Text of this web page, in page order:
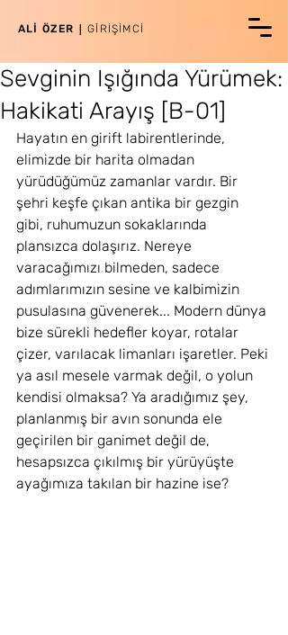
ALİ ÖZER |GİRİŞİMCİ
Sevginin Işığında Yürümek:
Hakikati Arayış [B-01]
Hayatın en girift labirentlerinde,
elimizde bir harita olmadan
yürüdüğümüz zamanlar vardır. Bir
şehri keşfe çıkan antika bir gezgin
gibi, ruhumuzun sokaklarında
plansızca dolaşırız. Nereye
varacağımızı bilmeden, sadece
adımlarımızın sesine ve kalbimizin
pusulasına güvenerek... Modern dünya
bize sürekli hedefler koyar, rotalar
çizer, varılacak limanları işaretler. Peki
ya asıl mesele varmak değil, o yolun
kendisi olmaksa? Ya aradığımız şey,
planlanmış bir avın sonunda ele
geçirilen bir ganimet değil de,
hesapsızca çıkılmış bir yürüyüşte
ayağımıza takılan bir hazine ise?